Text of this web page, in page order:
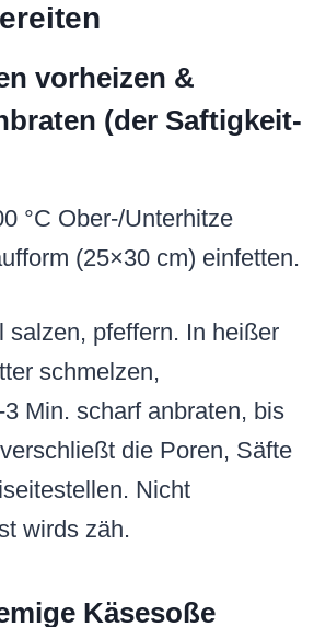
vorheizen &
(der Saftigkeit-
°C Ober-/Unterhitze
(25×30 cm) einfetten.
salzen, pfeffern. In heißer
schmelzen,
Min. scharf anbraten, bis
die Poren, Säfte
Nicht
wirds zäh.
Käsesoße